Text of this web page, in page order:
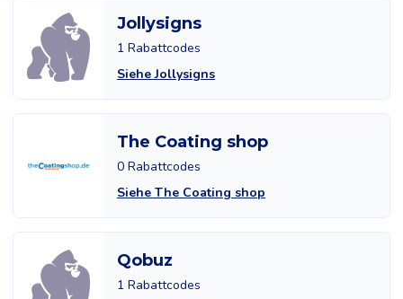
Jollysigns
1 Rabattcodes
Siehe Jollysigns
The Coating shop
0 Rabattcodes
Siehe The Coating shop
Qobuz
1 Rabattcodes